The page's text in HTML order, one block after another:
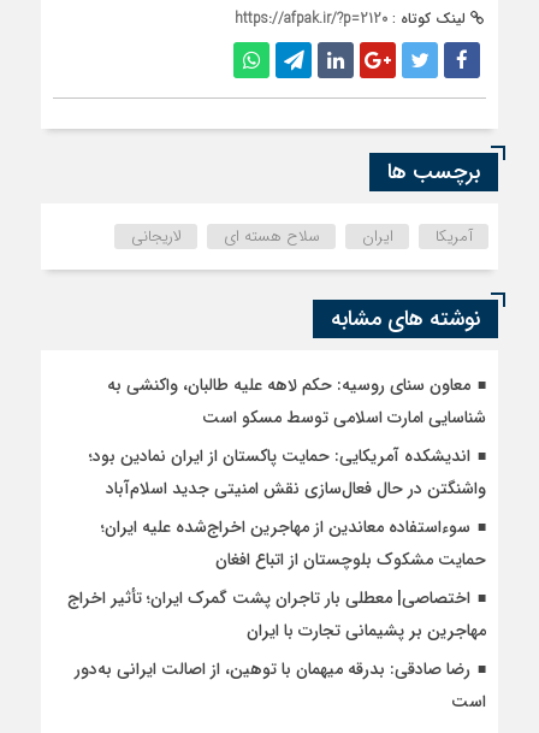
لینک کوتاه : https://afpak.ir/?p=2120
برچسب ها
آمریکا ایران سلاح هسته ای لاریجانی
نوشته های مشابه
معاون سنای روسیه: حکم لاهه علیه طالبان، واکنشی به
شناسایی امارت اسلامی توسط مسکو است
اندیشکده آمریکایی: حمایت پاکستان از ایران نمادین بود؛
واشنگتن در حال فعال‌سازی نقش امنیتی جدید اسلام‌آباد
سوءاستفاده معاندین از مهاجرین اخراج‌شده علیه ایران؛
حمایت مشکوک بلوچستان از اتباع افغان
اختصاصی| معطلی بار تاجران پشت گمرک ایران؛ تأثیر اخراج
مهاجرین بر پشیمانی تجارت با ایران
رضا صادقی: بدرقه میهمان با توهین، از اصالت ایرانی به‌دور
است